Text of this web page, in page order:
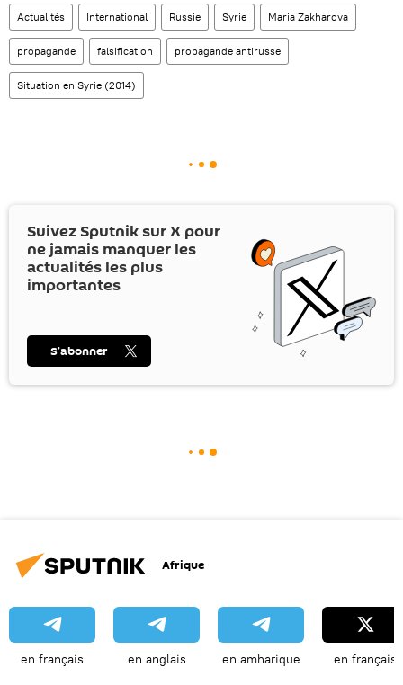
Actualités International Russie Syrie Maria Zakharova
propagande falsification propagande antirusse
Situation en Syrie (2014)
Suivez Sputnik surX pour
ne jamais manquer les
actualités les plus
importantes
S’abonner
Afrique
en français en anglais en amharique en français